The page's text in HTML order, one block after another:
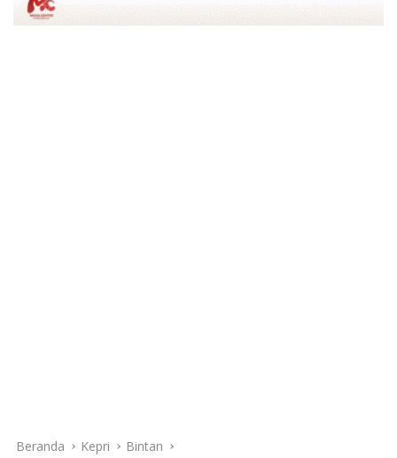
Beranda Kepri Bintan